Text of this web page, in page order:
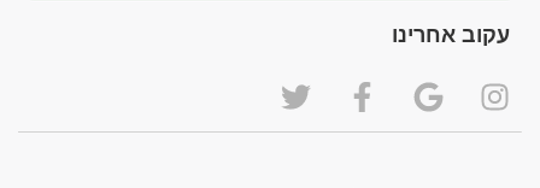
עקוב אחרינו